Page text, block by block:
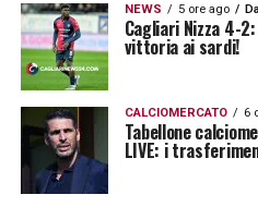
NEWS 5 ore ago
Cagliari Nizza 4-
vittoria ai sardi!
CALCIOMERCATO 6
Tabellone
LIVE: i